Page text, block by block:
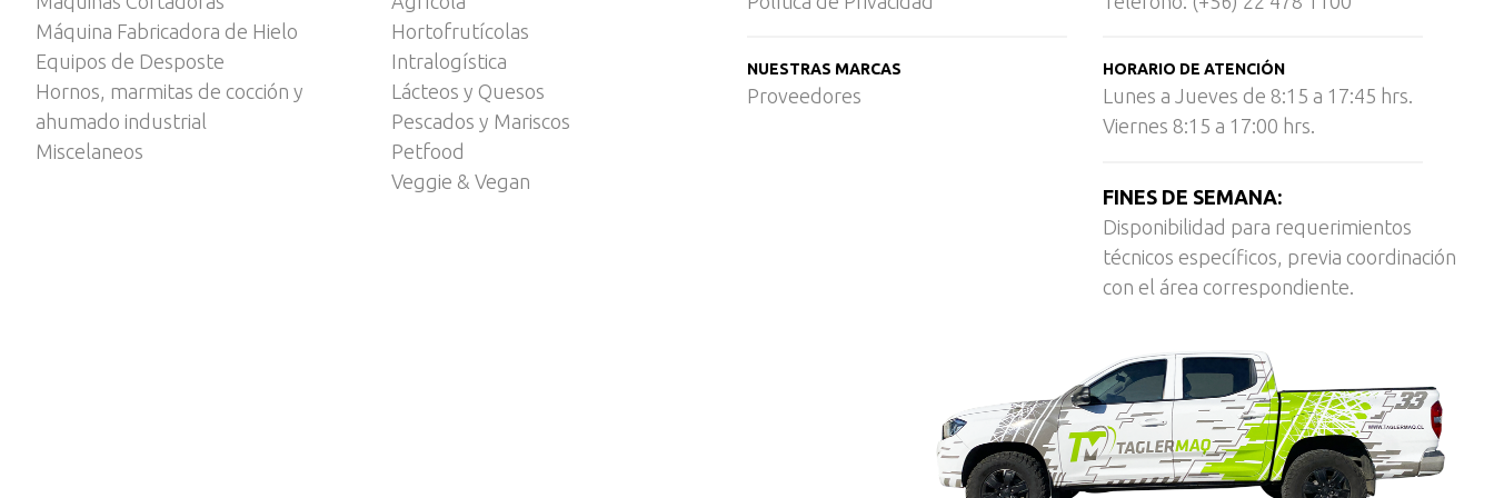
Máquina Fabricadora de Hielo
Equipos de Desposte
Hornos, marmitas de cocción y
ahumado industrial
Miscelaneos
Hortofrutícolas
Intralogística
Lácteos y Quesos
Pescados y Mariscos
Petfood
Veggie & Vegan
NUESTRAS MARCAS
Proveedores
HORARIO DE ATENCIÓN
Lunes a Jueves de 8:15 a 17:45 hrs.
Viernes 8:15 a 17:00 hrs.
FINES DE SEMANA:
Disponibilidad para requerimientos
técnicos específicos, previa coordinación
con el área correspondiente.